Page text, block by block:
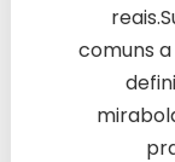
comuns